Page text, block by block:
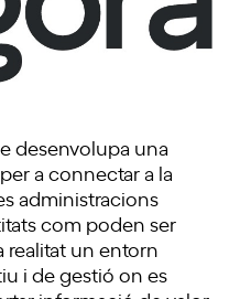
desenvolupa una
a connectar a la
administracions
com poden ser
realitat un entorn
i de gestió on es